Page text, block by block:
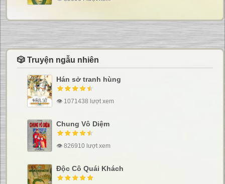
🎲 Truyện ngẫu nhiên
Hán sở tranh hùng
👁 1071438 lượt xem
Chung Vô Diệm
👁 826910 lượt xem
Độc Cô Quái Khách